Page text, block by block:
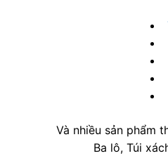
Và nhiều sản phẩm
Ba lô, Túi